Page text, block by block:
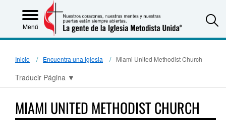
Menú
Inicio Encuentra una iglesia Miami United Methodist Church
Traducir Página ▼
MIAMI UNITED METHODIST CHURCH